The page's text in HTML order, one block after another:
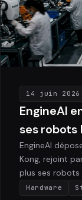
14 juin 2026
EngineAI
ses robots
EngineAI
Kong, rejoint
plus ses robots
Hardware